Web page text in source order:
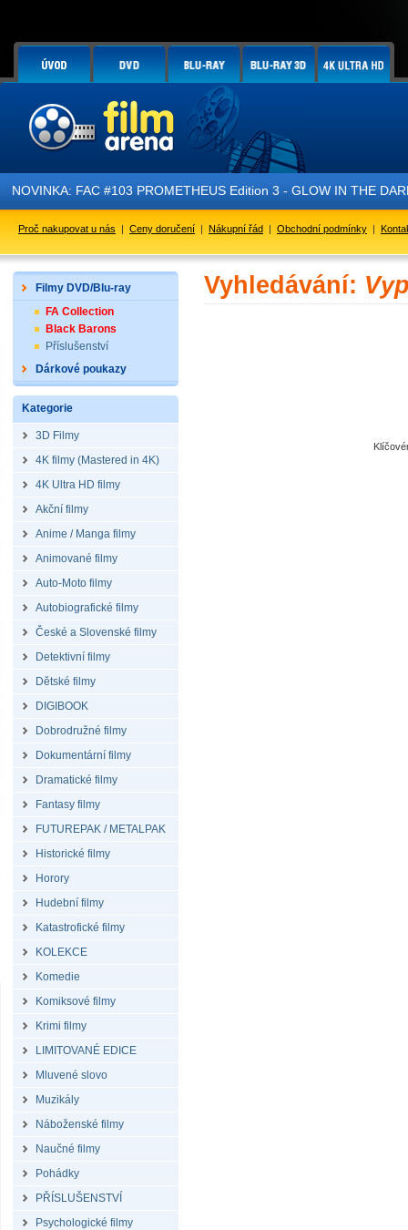
NOVINKA: FAC #103 PROMETHEUS Edition 3 - GLOW IN THE
Proč nakupovat u nás | Ceny doručení | Nákupní řád | Obchodní podmínky |
Filmy DVD/Blu-ray
FA Collection
Black Barons
Příslušenství
Dárkové poukazy
Kategorie
3D Filmy
4K filmy (Mastered in 4K)
4K Ultra HD filmy
Akční filmy
Anime / Manga filmy
Animované filmy
Auto-Moto filmy
Autobiografické filmy
České a Slovenské filmy
Detektivní filmy
Dětské filmy
DIGIBOOK
Dobrodružné filmy
Dokumentární filmy
Dramatické filmy
Fantasy filmy
FUTUREPAK / METALPAK
Historické filmy
Horory
Hudební filmy
Katastrofické filmy
KOLEKCE
Komedie
Komiksové filmy
Krimi filmy
LIMITOVANÉ EDICE
Mluvené slovo
Muzikály
Náboženské filmy
Naučné filmy
Pohádky
PŘÍSLUŠENSTVÍ
Psychologické filmy
Vyhledávání: